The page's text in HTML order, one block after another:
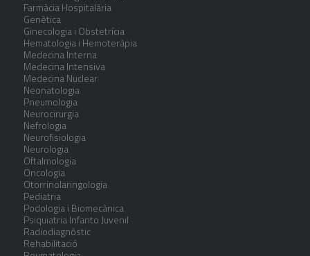
Farmàcia Hospitalària
Genètica
Ginecologia i Obstetrícia
Hematologia i Hemoteràpia
Medecina Interna
Medecina Intensiva
Medecina Nuclear
Neonatologia
Pneumologia
Neurocirurgia
Nefrologia
Neurofisiologia
Neurologia
Oftalmologia
Oncologia
Otorrinolaringologia
Pediatria
Podologia i Biomecànica
Psiquiatria Infanto Juvenil
Radiodiagnòstic
Rehabilitació